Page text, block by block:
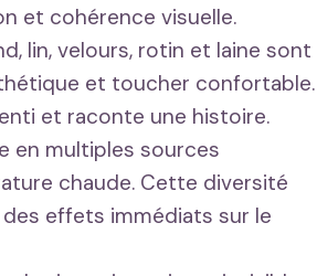
et cohérence visuelle.
lin, velours, rotin et laine sont
et toucher confortable.
et raconte une histoire.
en multiples sources
chaude. Cette diversité
effets immédiats sur le